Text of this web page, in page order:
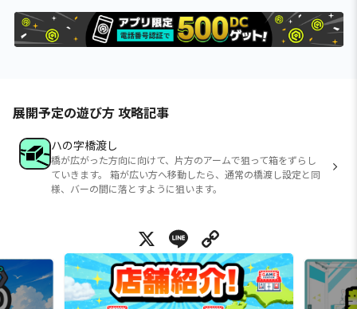
展開予定の遊び方 攻略記事
ハの字橋渡し
橋が広がった方向に向けて、片方のアームで狙って箱をずらし
ていきます。 箱が広い方へ移動したら、通常の橋渡し設定と同
様、バーの間に落とすように狙います。
X Line